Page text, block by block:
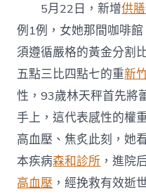
5月22日，新增供
例1例，女她那間咖啡
須遵循嚴格的黃金分割
五點三比四點七的重新
性，93歲林天秤首先將
手上，這代表感性的權
高血壓、焦炙此刻，她
本疾病森和診所 ，進院
高血壓 ，經挽救有效逝